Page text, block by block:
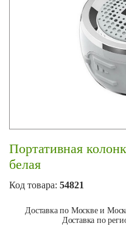
Портативная
белая
Код товара: 54821
Доставка по Москве и
Доставка по